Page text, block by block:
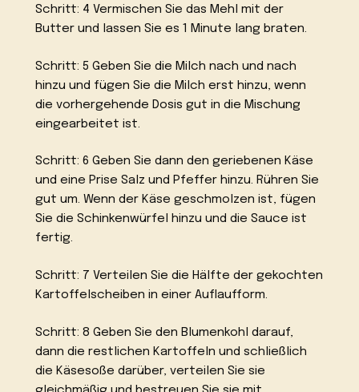
Schritt: 4 Vermischen Sie das Mehl mit der
Butter und lassen Sie es 1 Minute lang braten.
Schritt: 5 Geben Sie die Milch nach und nach
hinzu und fügen Sie die Milch erst hinzu, wenn
die vorhergehende Dosis gut in die Mischung
eingearbeitet ist.
Schritt: 6 Geben Sie dann den geriebenen Käse
und eine Prise Salz und Pfeffer hinzu. Rühren Sie
gut um. Wenn der Käse geschmolzen ist, fügen
Sie die Schinkenwürfel hinzu und die Sauce ist
fertig.
Schritt: 7 Verteilen Sie die Hälfte der gekochten
Kartoffelscheiben in einer Auflaufform.
Schritt: 8 Geben Sie den Blumenkohl darauf,
dann die restlichen Kartoffeln und schließlich
die Käsesoße darüber, verteilen Sie sie